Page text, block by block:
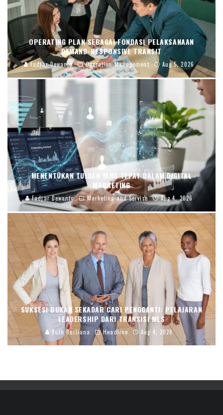
OPERATING PLAN SEBAGAI FONDASI PELAKSANAAN
DEMAND-RESPONSIVE TRANSIT
Fadjar Dewanto Operation Management Aug 5, 2026
MENENTUKAN TUJUAN YANG TEPAT DALAM DIGITAL
MARKETING
Fadjar Dewanto Marketing and Service Aug 4, 2026
SUKSESI BUKAN SEKADAR CARI PENGGANTI: PELAJARAN
LEADERSHIP DARI TRANSISI MLS
Ruth Berliana Headline Aug 4, 2026